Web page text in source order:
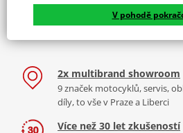
2x multibrand showroom
9 značek motocyklů, servis,
díly, to vše v Praze a Liberci
Více než 30 let zkušeností
V pohodě